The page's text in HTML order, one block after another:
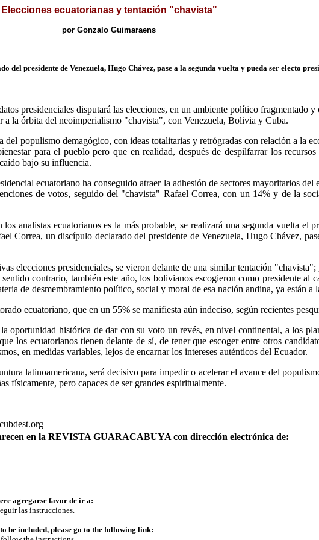
Elecciones ecuatorianas y tentación "chavista"
por Gonzalo Guimaraens
presidente de Venezuela, Hugo Chávez, pase a la segunda vuelta y pueda ser electo
presidenciales disputará las elecciones, en un ambiente político fragmentado
a la órbita del neoimperialismo "chavista", con Venezuela, Bolivia y Cuba.
populismo demagógico, con ideas totalitarias y retrógradas con relación a la
para el pueblo pero que en realidad, después de despilfarrar los
bajo su influencia.
ecuatoriano ha conseguido atraer la adhesión de sectores mayoritarios del
de votos, seguido del "chavista" Rafael Correa, con un 14% y de la
analistas ecuatorianos es la más probable, se realizará una segunda vuelta el
Correa, un discípulo declarado del presidente de Venezuela, Hugo Chávez,
elecciones presidenciales, se vieron delante de una similar tentación
contrario, también este año, los bolivianos escogieron como presidente al
de desmembramiento político, social y moral de esa nación andina, ya están a
ecuatoriano, que en un 55% se manifiesta aún indeciso, según recientes
oportunidad histórica de dar con su voto un revés, en nivel continental, a los
los ecuatorianos tienen delante de sí, de tener que escoger entre otros
en medidas variables, lejos de encarnar los intereses auténticos del Ecuador.
latinoamericana, será decisivo para impedir o acelerar el avance del
físicamente, pero capaces de ser grandes espiritualmente.
en la REVISTA GUARACABUYA con dirección electrónica de:
agregarse favor de ir a:
las instrucciones.
be included, please go to the following link: